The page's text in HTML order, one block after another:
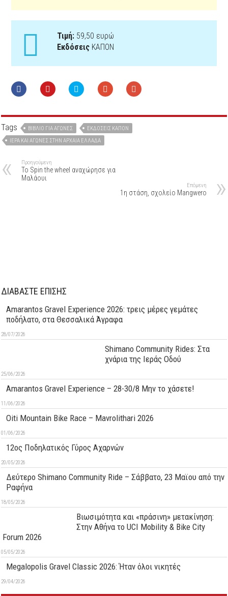
Τιμή: 59,50 ευρώ
Εκδόσεις ΚΑΠΟΝ
Tags ΒΙΒΛΊΟ ΓΙΑ ΑΓΏΝΕΣ
ΕΚΔΌΣΕΙΣ ΚΑΠΟΝ
ΙΕΡΆ ΚΑΙ ΑΓΏΝΕΣ ΣΤΗΝ ΑΡΧΑΊΑ ΕΛΛΆΔΑ
Προηγούμενη
Το Spin the wheel αναχώρησε για
Μαλάουι
Επόμενη
1η στάση, σχολείο Mangwero
ΔΙΑΒΑΣΤΕ ΕΠΙΣΗΣ
Amarantos Gravel Experience 2026: τρεις μέρες γεμάτες
ποδήλατο, στα Θεσσαλικά Άγραφα
28/07/2026
Shimano Community Rides: Στα
χνάρια της Ιεράς Οδού
25/06/2026
Amarantos Gravel Experience – 28-30/8 Μην το χάσετε!
11/06/2026
Oiti Mountain Bike Race – Mavrolithari 2026
01/06/2026
12ος Ποδηλατικός Γύρος Αχαρνών
20/05/2026
Δεύτερo Shimano Community Ride – Σάββατο, 23 Μαϊου από την
Ραφήνα
18/05/2026
Βιωσιμότητα και «πράσινη» μετακίνηση:
Στην Αθήνα το UCI Mobility & Bike City
Forum 2026
05/05/2026
Megalopolis Gravel Classic 2026: Ήταν όλοι νικητές
29/04/2026